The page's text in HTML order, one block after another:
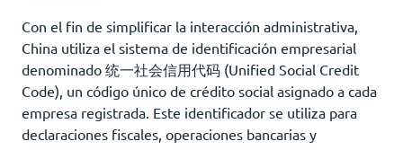
Con el fin de simplificar la interacción administrativa,
China utiliza el sistema de identificación empresarial
denominado 统一社会信用代码 (Unified Social Credit
Code), un código único de crédito social asignado a cada
empresa registrada. Este identificador se utiliza para
declaraciones fiscales, operaciones bancarias y